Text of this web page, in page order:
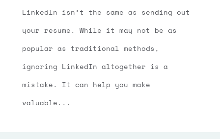
LinkedIn isn’t the same as sending out
your resume. While it may not be as
popular as traditional methods,
ignoring LinkedIn altogether is a
mistake. It can help you make
valuable...